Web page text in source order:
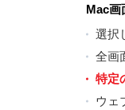
Mac画
選択
全画
特定
ウェ